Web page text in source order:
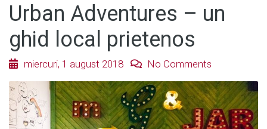
Urban Adventures – un
ghid local prietenos
miercuri, 1 august 2018 No Comments